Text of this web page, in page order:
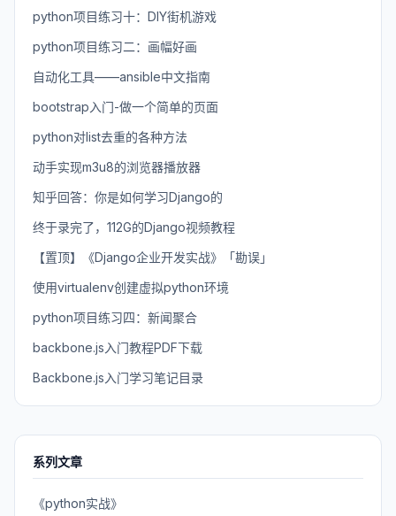
python项目练习十：DIY街机游戏
python项目练习二：画幅好画
自动化工具——ansible中文指南
bootstrap入门-做一个简单的页面
python对list去重的各种方法
动手实现m3u8的浏览器播放器
知乎回答：你是如何学习Django的
终于录完了，112G的Django视频教程
【置顶】《Django企业开发实战》「勘误」
使用virtualenv创建虚拟python环境
python项目练习四：新闻聚合
backbone.js入门教程PDF下载
Backbone.js入门学习笔记目录
系列文章
《python实战》